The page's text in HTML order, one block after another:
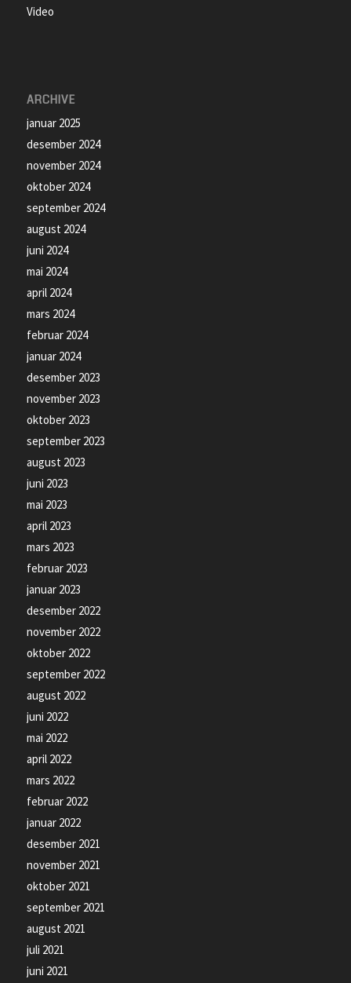
Video
ARCHIVE
januar 2025
desember 2024
november 2024
oktober 2024
september 2024
august 2024
juni 2024
mai 2024
april 2024
mars 2024
februar 2024
januar 2024
desember 2023
november 2023
oktober 2023
september 2023
august 2023
juni 2023
mai 2023
april 2023
mars 2023
februar 2023
januar 2023
desember 2022
november 2022
oktober 2022
september 2022
august 2022
juni 2022
mai 2022
april 2022
mars 2022
februar 2022
januar 2022
desember 2021
november 2021
oktober 2021
september 2021
august 2021
juli 2021
juni 2021